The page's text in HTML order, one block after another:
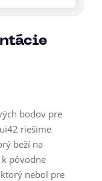
bodov pre
riešime
beží na
pôvodne
nebol pre